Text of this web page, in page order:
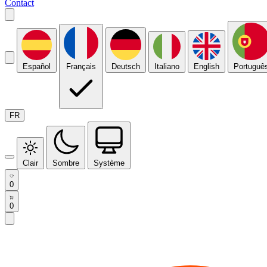
Contact
Español Français Deutsch Italiano English
FR
Clair Sombre Système
0
0